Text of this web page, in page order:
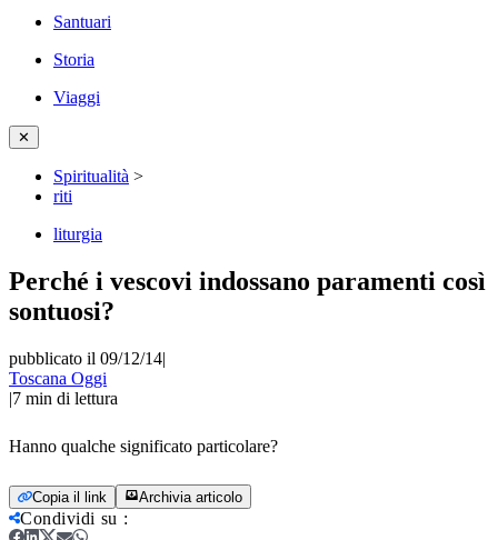
Santuari
Storia
Viaggi
✕
Spiritualità >
riti
liturgia
Perché i vescovi indossano paramenti così
sontuosi?
pubblicato il 09/12/14|
Toscana Oggi
|7 min di lettura
Hanno qualche significato particolare?
Copia il link Archivia articolo
Condividi su :